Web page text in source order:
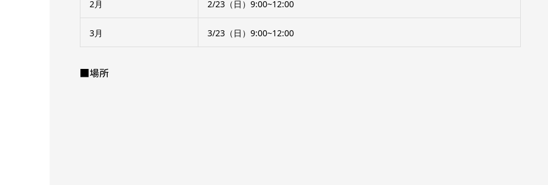
2月 2/23（日）9:00~12:00
3月 3/23（日）9:00~12:00
■場所